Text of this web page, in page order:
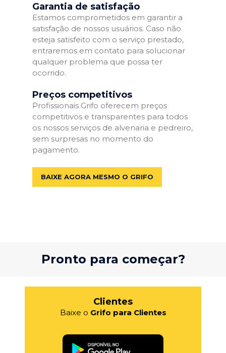
Garantia de satisfação
Estamos comprometidos em garantir a
satisfação de nossos usuários. Caso não
esteja satisfeito com o serviço prestado,
entraremos em contato para solucionar
qualquer problema que possa ter
ocorrido.
Preços competitivos
Profissionais Grifo oferecem preços
competitivos e transparentes para todos
os nossos serviços de alvenaria e pedreiro,
sem surpresas no momento do
pagamento.
BAIXE AGORA MESMO O GRIFO
Pronto para começar?
Clientes
Baixe o Grifo para Clientes